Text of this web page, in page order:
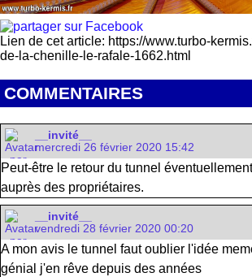
Lien de cet article: https://www.turbo-
de-la-chenille-le-rafale-1662.html
COMMENTAIRES
__invité__
mercredi 26 février 2020 15:42
Peut-être le retour du tunnel
auprès des propriétaires.
__invité__
vendredi 28 février 2020 00:20
A mon avis le tunnel faut oublier l'idée
génial j'en rêve depuis des années